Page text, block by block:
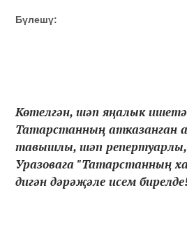
Бүлешү:
Көтелгән, шәп яңалык
Татарстанның атказанган
тавышлы, шәп репертуарлы,
Уразовага "Татарстанның
дигән дәрәҗәле исем